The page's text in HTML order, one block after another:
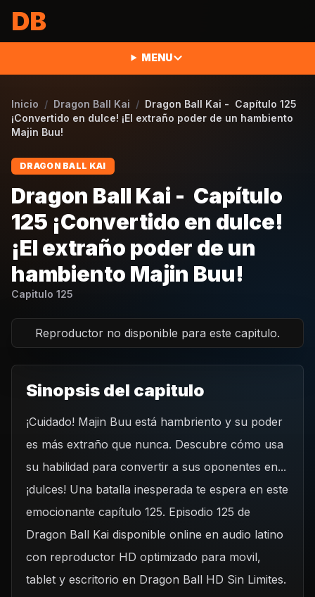
DB
MENU
Inicio / Dragon Ball Kai / Dragon Ball Kai - Capítulo 125
¡Convertido en dulce! ¡El extraño poder de un hambiento
Majin Buu!
DRAGON BALL KAI
Dragon Ball Kai - Capítulo
125 ¡Convertido en dulce!
¡El extraño poder de un
hambiento Majin Buu!
Capitulo 125
Reproductor no disponible para este capitulo.
Sinopsis del capitulo
¡Cuidado! Majin Buu está hambriento y su poder
es más extraño que nunca. Descubre cómo usa
su habilidad para convertir a sus oponentes en...
¡dulces! Una batalla inesperada te espera en este
emocionante capítulo 125. Episodio 125 de
Dragon Ball Kai disponible online en audio latino
con reproductor HD optimizado para movil,
tablet y escritorio en Dragon Ball HD Sin Limites.